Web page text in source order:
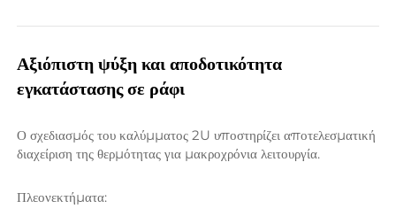
Αξιόπιστη ψύξη και αποδοτικότητα
εγκατάστασης σε ράφι
Ο σχεδιασμός του καλύμματος 2U υποστηρίζει αποτελεσματική
διαχείριση της θερμότητας για μακροχρόνια λειτουργία.
Πλεονεκτήματα: